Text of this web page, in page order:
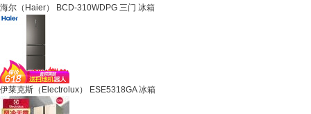
海尔（Haier） BCD-310WDPG 三门 冰箱
伊莱克斯（Electrolux） ESE5318GA 冰箱